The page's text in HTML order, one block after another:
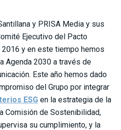
y PRISA Media y sus
Ejecutivo del Pacto
y en este tiempo hemos
Agenda 2030 a través de
Este año hemos dado
del Grupo por integrar
ESG en la estrategia de la
Comisión de Sostenibilidad,
su cumplimiento, y la